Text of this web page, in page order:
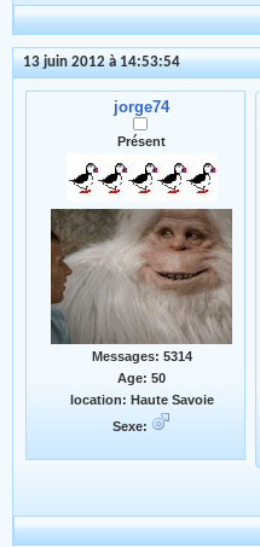
13 juin 2012 à 14:53:54
jorge74
Présent
Messages: 5314
Age: 50
location: Haute Savoie
Sexe: